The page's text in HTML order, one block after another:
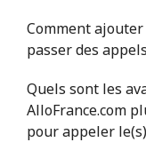
Comment
passer des
Quels sont les
AlloFrance.com
pour appeler